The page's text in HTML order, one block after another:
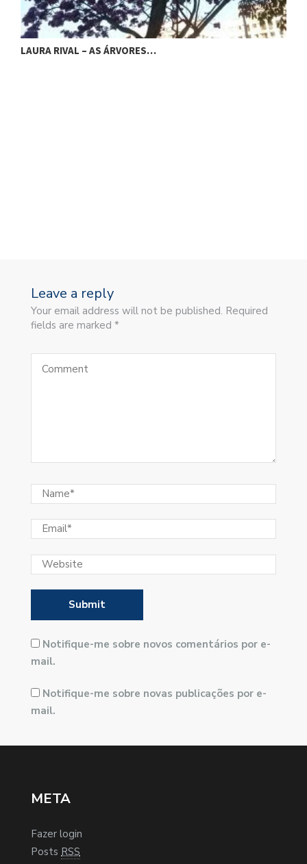
LAURA RIVAL – AS ÁRVORES…
Leave a reply
Your email address will not be published. Required
fields are marked *
Notifique-me sobre novos comentários por e-
mail.
Notifique-me sobre novas publicações por e-
mail.
META
Fazer login
Posts RSS